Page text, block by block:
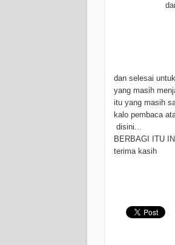
dan selesai
yang masih
itu yang masih
kalo pembaca
disini...
BERBAGI ITU
terima kasih